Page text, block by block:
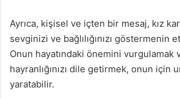
Ayrıca, kişisel ve içten bir mesaj, kız
sevginizi ve bağlılığınızı göstermenin
Onun hayatındaki önemini vurgulamak
hayranlığınızı dile getirmek, onun için
yaratabilir.